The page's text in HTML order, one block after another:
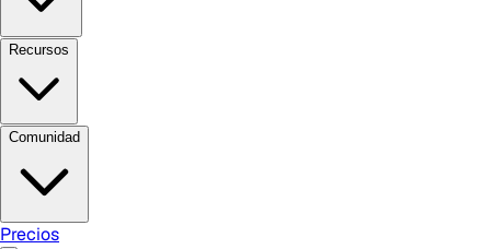
Recursos
Comunidad
Precios